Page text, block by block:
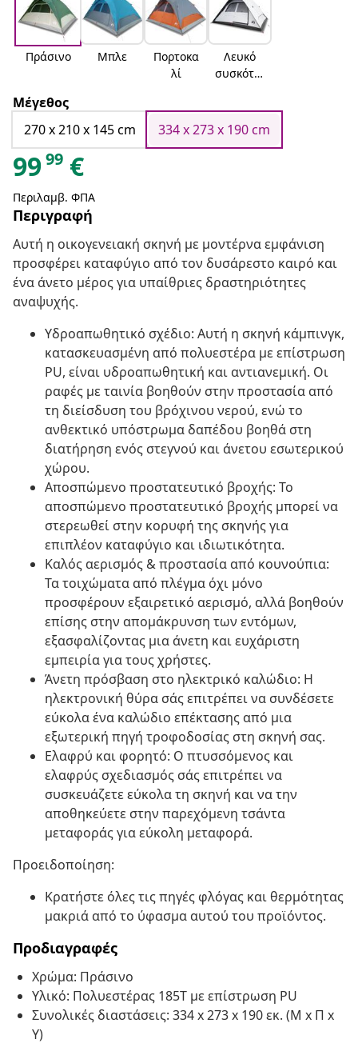
Πράσινο Μπλε
Πορτοκα
λί
Λευκό
συσκότισ
Μέγεθος
270 x 210 x 145 cm
334 x 273 x 190 cm
9999 €
Περιλαμβ. ΦΠΑ
Περιγραφή
Αυτή η οικογενειακή σκηνή με μοντέρνα εμφάνιση
προσφέρει καταφύγιο από τον δυσάρεστο καιρό και
ένα άνετο μέρος για υπαίθριες δραστηριότητες
αναψυχής.
Υδροαπωθητικό σχέδιο: Αυτή η σκηνή κάμπινγκ,
κατασκευασμένη από πολυεστέρα με επίστρωση
PU, είναι υδροαπωθητική και αντιανεμική. Οι
ραφές με ταινία βοηθούν στην προστασία από
τη διείσδυση του βρόχινου νερού, ενώ το
ανθεκτικό υπόστρωμα δαπέδου βοηθά στη
διατήρηση ενός στεγνού και άνετου εσωτερικού
χώρου.
Αποσπώμενο προστατευτικό βροχής: Το
αποσπώμενο προστατευτικό βροχής μπορεί να
στερεωθεί στην κορυφή της σκηνής για
επιπλέον καταφύγιο και ιδιωτικότητα.
Καλός αερισμός & προστασία από κουνούπια:
Τα τοιχώματα από πλέγμα όχι μόνο
προσφέρουν εξαιρετικό αερισμό, αλλά βοηθούν
επίσης στην απομάκρυνση των εντόμων,
εξασφαλίζοντας μια άνετη και ευχάριστη
εμπειρία για τους χρήστες.
Άνετη πρόσβαση στο ηλεκτρικό καλώδιο: Η
ηλεκτρονική θύρα σάς επιτρέπει να συνδέσετε
εύκολα ένα καλώδιο επέκτασης από μια
εξωτερική πηγή τροφοδοσίας στη σκηνή σας.
Ελαφρύ και φορητό: Ο πτυσσόμενος και
ελαφρύς σχεδιασμός σάς επιτρέπει να
συσκευάζετε εύκολα τη σκηνή και να την
αποθηκεύετε στην παρεχόμενη τσάντα
μεταφοράς για εύκολη μεταφορά.
Προειδοποίηση:
Κρατήστε όλες τις πηγές φλόγας και θερμότητας
μακριά από το ύφασμα αυτού του προϊόντος.
Προδιαγραφές
Χρώμα: Πράσινο
Υλικό: Πολυεστέρας 185Τ με επίστρωση PU
Συνολικές διαστάσεις: 334 x 273 x 190 εκ. (Μ x Π x
Υ)